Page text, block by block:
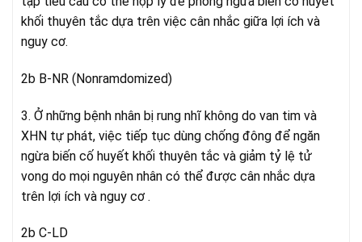
khối thuyên tắc dựa trên việc cân nhắc giữa lợi ích và
nguy cơ.
2b B-NR (Nonramdomized)
3. Ở những bệnh nhân bị rung nhĩ không do van tim và
XHN tự phát, việc tiếp tục dùng chống đông để ngăn
ngừa biến cố huyết khối thuyên tắc và giảm tỷ lệ tử
vong do mọi nguyên nhân có thể được cân nhắc dựa
trên lợi ích và nguy cơ .
2b C-LD